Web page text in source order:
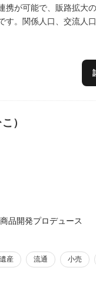
携が可能で、販路拡大
す。関係人口、交流人
ことが地域活性化研究所
）
品開発プロデュース
産 流通 小売